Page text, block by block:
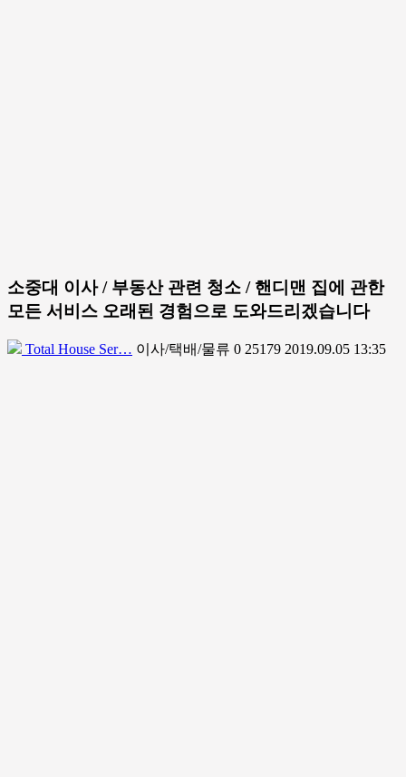
소중대 이사 / 부동산 관련 청소 / 핸디맨 집에 관한
모든 서비스 오래된 경험으로 도와드리겠습니다
Total House Ser… 이사/택배/물류 0 25179 2019.09.05 13:35